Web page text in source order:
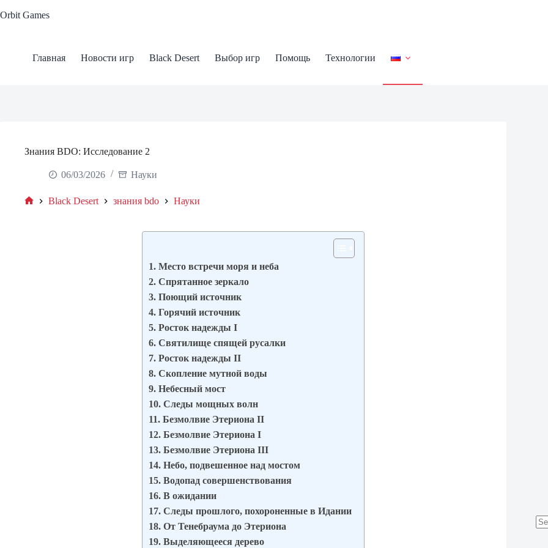
to
Orbit Games
Главная Новости игр Black Desert Выбор игр Помощь Технологии
Знания BDO: Исследование 2
06/03/2026 Науки
Black Desert знания bdo Науки
1. Место встречи моря и неба
2. Спрятанное зеркало
3. Поющий источник
4. Горячий источник
5. Росток надежды I
6. Святилище спящей русалки
7. Росток надежды II
8. Скопление мутной воды
9. Небесный мост
10. Следы мощных волн
11. Безмолвие Этериона II
12. Безмолвие Этериона I
13. Безмолвие Этериона III
14. Небо, подвешенное над мостом
15. Водопад совершенствования
16. В ожидании
17. Следы прошлого, похороненные в Идании
18. От Тенебраума до Этериона
19. Выделяющееся дерево